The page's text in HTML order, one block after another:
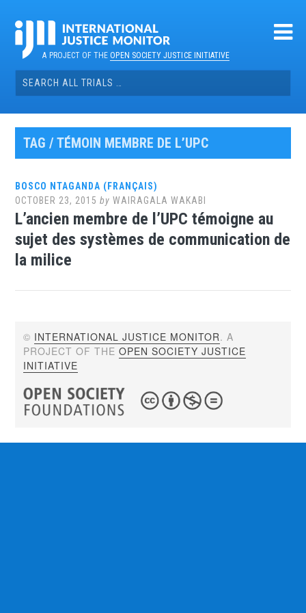
contentA PROJECT OF THEOPEN SOCIETY JUSTICE INITIATIVE
Search
for:
TAG / TÉMOIN MEMBRE DE L’UPC
BOSCO NTAGANDA (FRANÇAIS)
OCTOBER 23, 2015 byWAIRAGALA WAKABI
L’ancien membre de l’UPC témoigne au
sujet des systèmes de communication de
la milice
© INTERNATIONAL JUSTICE MONITOR. A
PROJECT OF THEOPEN SOCIETY JUSTICE
INITIATIVE